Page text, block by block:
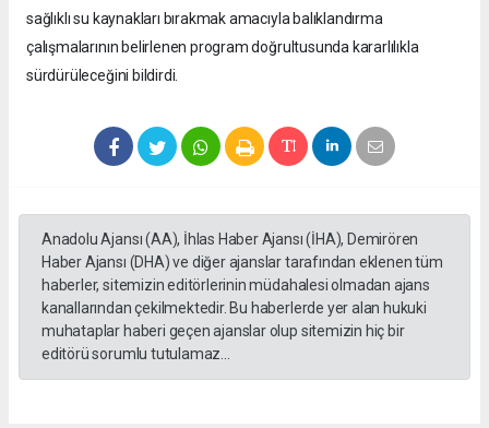
sağlıklı su kaynakları bırakmak amacıyla balıklandırma
çalışmalarının belirlenen program doğrultusunda kararlılıkla
sürdürüleceğini bildirdi.
Anadolu Ajansı (AA), İhlas Haber Ajansı (İHA), Demirören
Haber Ajansı (DHA) ve diğer ajanslar tarafından eklenen tüm
haberler, sitemizin editörlerinin müdahalesi olmadan ajans
kanallarından çekilmektedir. Bu haberlerde yer alan hukuki
muhataplar haberi geçen ajanslar olup sitemizin hiç bir
editörü sorumlu tutulamaz...